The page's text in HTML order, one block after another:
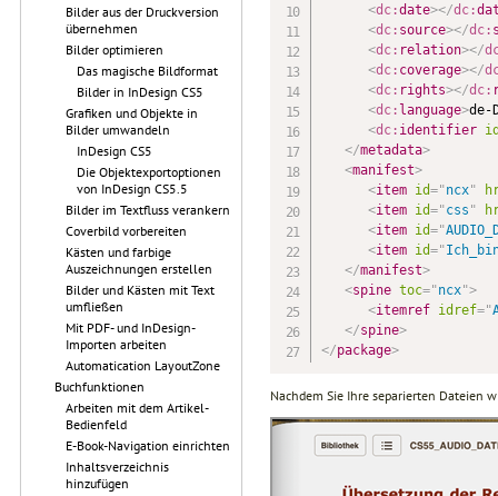
Bilder aus der Druckversion
übernehmen
Bilder optimieren
Das magische Bildformat
Bilder in InDesign CS5
Grafiken und Objekte in
Bilder umwandeln
InDesign CS5
Die Objektexportoptionen
von InDesign CS5.5
Bilder im Textfluss verankern
Coverbild vorbereiten
Kästen und farbige
Auszeichnungen erstellen
Bilder und Kästen mit Text
umfließen
Mit PDF- und InDesign-
Importen arbeiten
Automatication LayoutZone
Buchfunktionen
Arbeiten mit dem Artikel-
Bedienfeld
E-Book-Navigation einrichten
Inhaltsverzeichnis
hinzufügen
<dc:date></dc:
<dc: source></dc:
<dc: relation></
<dc: coverage></
<dc: rights></dc:
<dc: language>de-
<dc: identifier
</metadata>
<manifest>
<item id="ncx"
<item id="css "
<item id="
<item id="
</manifest>
<spine toc="ncx">
<itemref idref="
</spine>
</package>
Nachdem Sie Ihre separierten Dateien